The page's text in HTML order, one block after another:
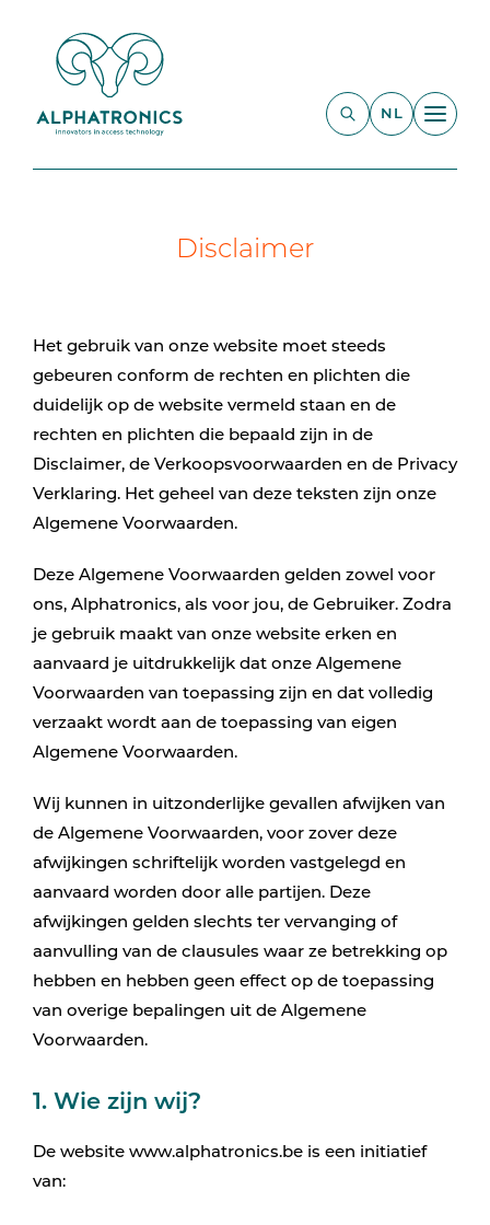
NL
Disclaimer
Het gebruik van onze website moet steeds
gebeuren conform de rechten en plichten die
duidelijk op de website vermeld staan en de
rechten en plichten die bepaald zijn in de
Disclaimer, de Verkoopsvoorwaarden en de Privacy
Verklaring. Het geheel van deze teksten zijn onze
Algemene Voorwaarden.
Deze Algemene Voorwaarden gelden zowel voor
ons, Alphatronics, als voor jou, de Gebruiker. Zodra
je gebruik maakt van onze website erken en
aanvaard je uitdrukkelijk dat onze Algemene
Voorwaarden van toepassing zijn en dat volledig
verzaakt wordt aan de toepassing van eigen
Algemene Voorwaarden.
Wij kunnen in uitzonderlijke gevallen afwijken van
de Algemene Voorwaarden, voor zover deze
afwijkingen schriftelijk worden vastgelegd en
aanvaard worden door alle partijen. Deze
afwijkingen gelden slechts ter vervanging of
aanvulling van de clausules waar ze betrekking op
hebben en hebben geen effect op de toepassing
van overige bepalingen uit de Algemene
Voorwaarden.
1. Wie zijn wij?
De website www.alphatronics.be is een initiatief
van: